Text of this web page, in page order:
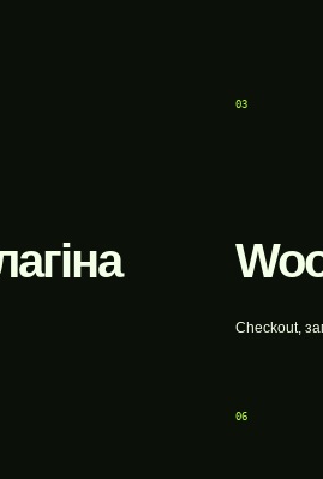
03
Checkout,
06